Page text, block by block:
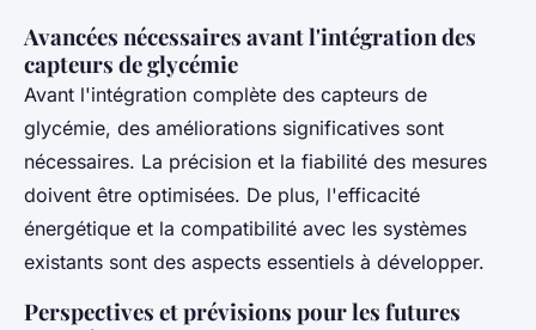
Avancées nécessaires avant l'intégration des
capteurs de glycémie
Avant l'intégration complète des capteurs de
glycémie, des améliorations significatives sont
nécessaires. La précision et la fiabilité des mesures
doivent être optimisées. De plus, l'efficacité
énergétique et la compatibilité avec les systèmes
existants sont des aspects essentiels à développer.
Perspectives et prévisions pour les futures